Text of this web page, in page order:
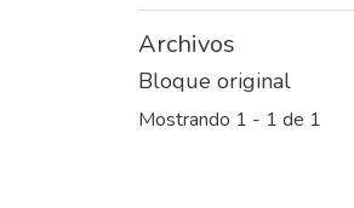
Archivos
Bloque original
Mostrando 1 - 1 de 1